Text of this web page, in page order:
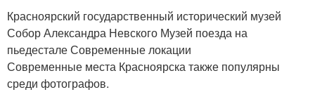
Красноярский государственный исторический музей
Собор Александра Невского Музей поезда на
пьедестале Современные локации
Современные места Красноярска также популярны
среди фотографов.